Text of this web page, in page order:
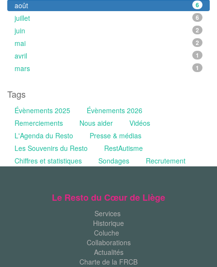
août 6
juillet 6
juin 2
mai 2
avril 1
mars 1
Tags
Évènements 2025
Évènements 2026
Remerciements
Nous aider
Vidéos
L'Agenda du Resto
Presse & médias
Les Souvenirs du Resto
RestAutisme
Chiffres et statistiques
Sondages Recrutement
Le Resto du Cœur de Liège
Services
Historique
Coluche
Collaborations
Actualités
Charte de la FRCB